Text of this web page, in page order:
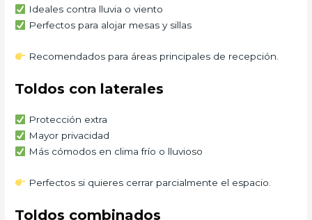
Ideales contra lluvia o viento
Perfectos para alojar mesas y sillas
Recomendados para áreas principales de recepción.
Toldos con laterales
Protección extra
Mayor privacidad
Más cómodos en clima frío o lluvioso
Perfectos si quieres cerrar parcialmente el espacio.
Toldos combinados